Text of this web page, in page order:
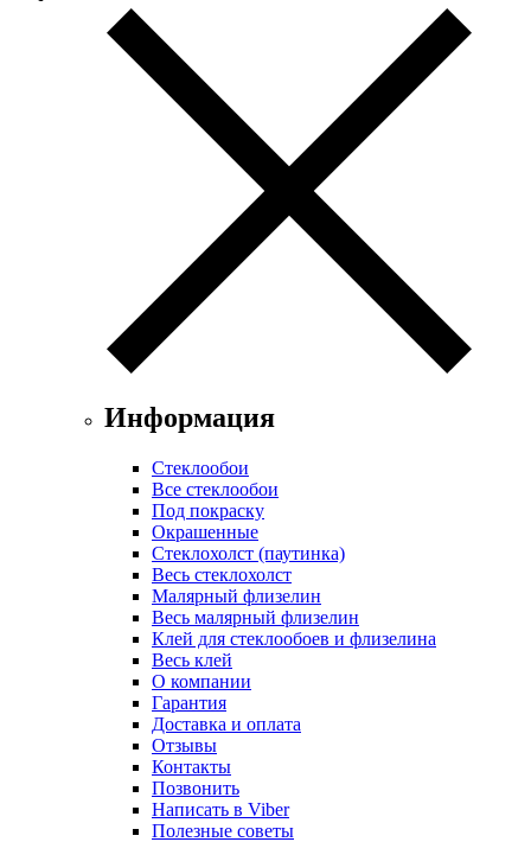
Информация
Стеклообои
Все стеклообои
Под покраску
Окрашенные
Стеклохолст (паутинка)
Весь стеклохолст
Малярный флизелин
Весь малярный флизелин
Клей для стеклообоев и флизелина
Весь клей
О компании
Гарантия
Доставка и оплата
Отзывы
Контакты
Позвонить
Написать в Viber
Полезные советы